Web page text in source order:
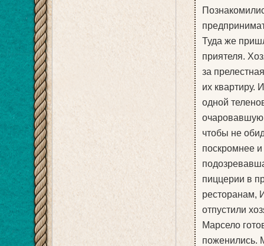
Туда же
приятеля.
за
их квартиру.
одной
очаровавшую
чтобы не
поскромнее
пиццерии в
ресторанам,
отпустили
Марсело
поженились.